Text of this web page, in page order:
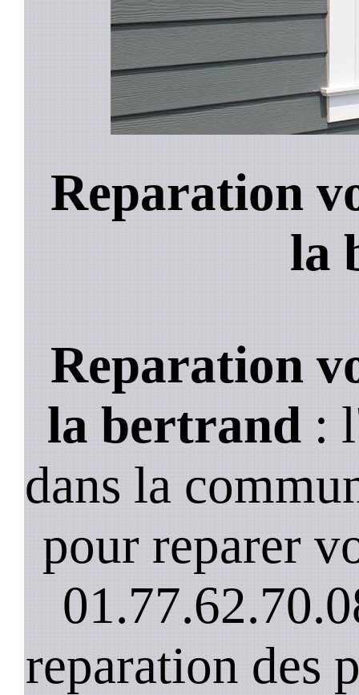
Reparation
la
Reparation
la bertrand:
dans la
pour reparer
reparation des